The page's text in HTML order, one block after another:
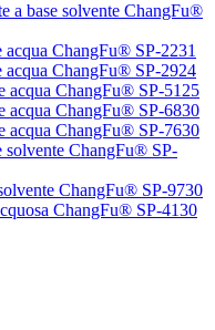
a base solvente ChangFu®
acqua ChangFu® SP-2231
acqua ChangFu® SP-2924
acqua ChangFu® SP-5125
acqua ChangFu® SP-6830
acqua ChangFu® SP-7630
solvente ChangFu® SP-
ChangFu® SP-9730
ChangFu® SP-4130